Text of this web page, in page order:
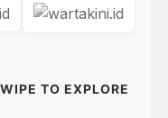
TO EXPLORE